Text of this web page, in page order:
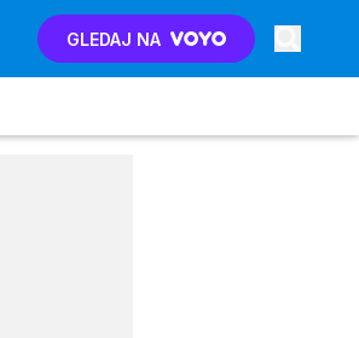
GLEDAJ NA